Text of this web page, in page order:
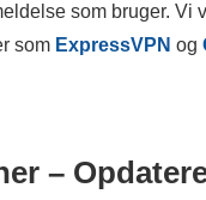
som bruger.
som ExpressVPN og
–